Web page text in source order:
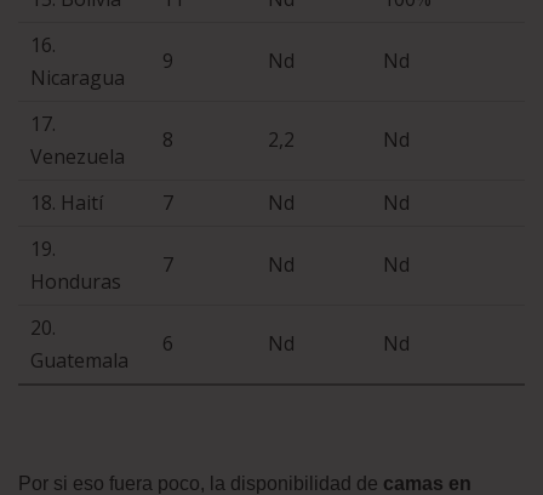
16.
Nicaragua
9 Nd Nd
17.
Venezuela
8 2,2 Nd
18. Haití 7 Nd
Nd
19.
Honduras
7 Nd Nd
20.
Guatemala
6 Nd Nd
Por si eso fuera poco, la disponibilidad de camas en